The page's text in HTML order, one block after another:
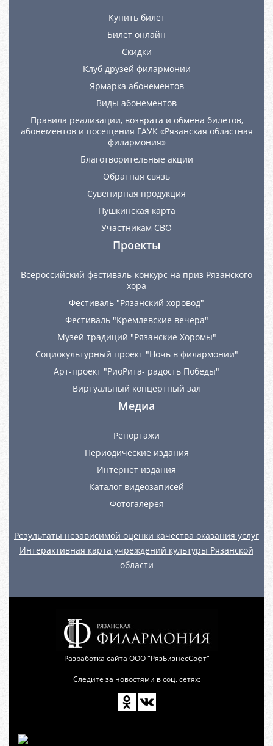
Купить билет
Билет онлайн
Скидки
Клуб друзей филармонии
Ярмарка абонементов
Виды абонементов
Правила реализации, возврата и обмена билетов,
абонементов и посещения ГАУК «Рязанская областная
филармония»
Благотворительные акции
Обратная связь
Сувенирная продукция
Пушкинская карта
Участникам СВО
Проекты
Всероссийский фестиваль-конкурс на приз Рязанского
хора
Фестиваль "Рязанский хоровод"
Фестиваль "Кремлевские вечера"
Музей традиций "Рязанские Хоромы"
Социокультурный проект "Ночь в филармонии"
Арт-проект "РиоРита- радость Победы"
Виртуальный концертный зал
Медиа
Репортажи
Периодические издания
Интернет издания
Каталог видеозаписей
Фотогалерея
Результаты независимой оценки качества оказания услуг
Интерактивная карта учреждений культуры Рязанской
области
Разработка сайта ООО "РязБизнесСофт"
Следите за новостями в соц. сетях: